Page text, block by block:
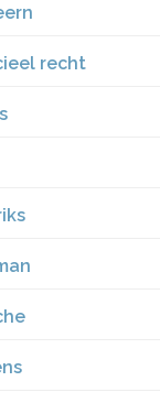
recht